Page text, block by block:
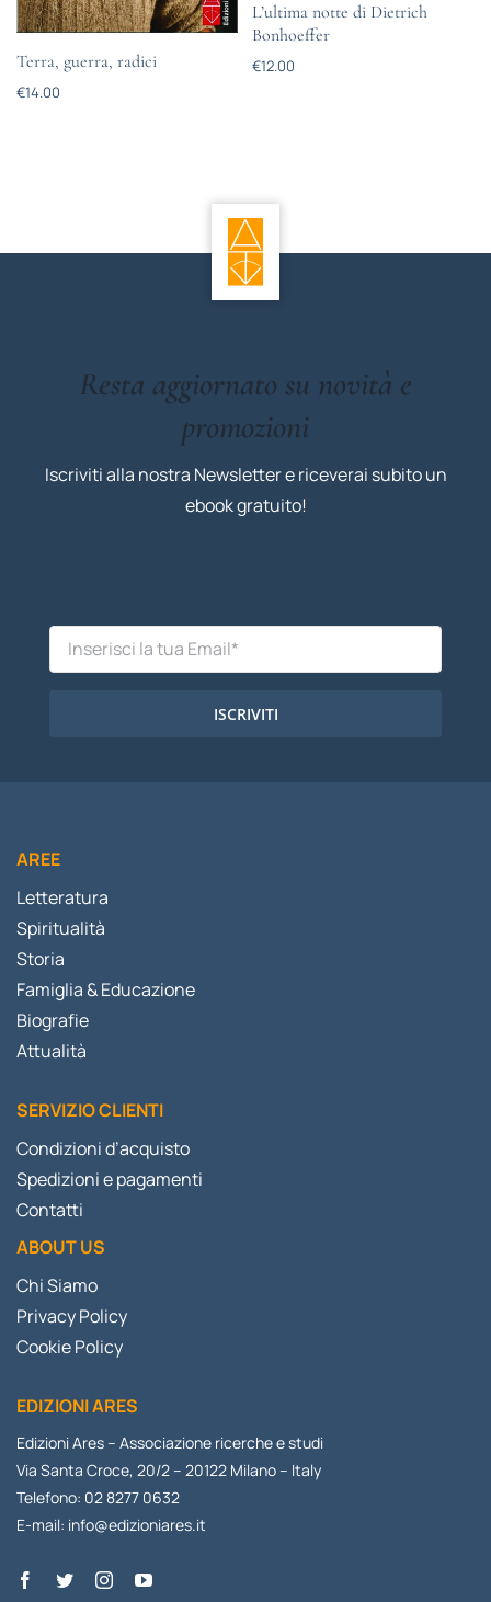
Terra, guerra, radici
€14.00
L’ultima notte di Dietrich
Bonhoeffer
€12.00
Resta aggiornato su novità e
promozioni
Iscriviti alla nostra Newsletter e riceverai subito un
ebook gratuito!
ISCRIVITI
AREE
Letteratura
Spiritualità
Storia
Famiglia & Educazione
Biografie
Attualità
SERVIZIO CLIENTI
Condizioni d’acquisto
Spedizioni e pagamenti
Contatti
ABOUT US
Chi Siamo
Privacy Policy
Cookie Policy
EDIZIONI ARES
Edizioni Ares – Associazione ricerche e studi
Via Santa Croce, 20/2 – 20122 Milano – Italy
Telefono: 02 8277 0632
E-mail: info@edizioniares.it